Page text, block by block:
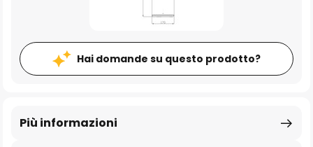
Hai domande su questo prodotto?
Più informazioni